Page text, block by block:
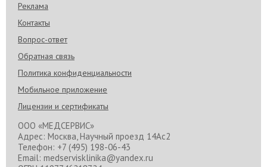
Реклама
Контакты
Вопрос-ответ
Обратная связь
Политика конфиденциальности
Мобильное приложение
Лицензии и сертификаты
ООО «МЕДСЕРВИС»
Адрес: Москва, Научный проезд 14Ас2
Телефон: +7 (495) 198-06-43
Email: medservisklinika@yandex.ru